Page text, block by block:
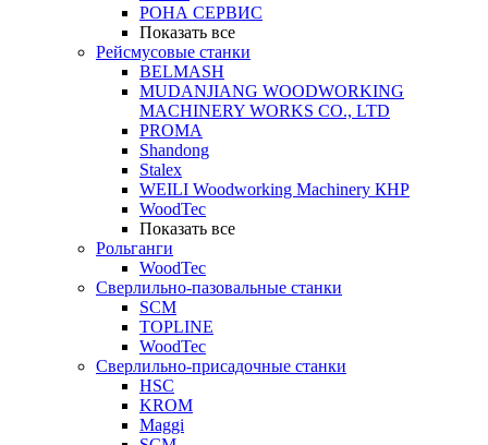
РОНА СЕРВИС
Показать все
Рейсмусовые станки
BELMASH
MUDANJIANG WOODWORKING
MACHINERY WORKS CO., LTD
PROMA
Shandong
Stalex
WEILI Woodworking Machinery КНР
WoodTec
Показать все
Рольганги
WoodTec
Сверлильно-пазовальные станки
SCM
TOPLINE
WoodTec
Сверлильно-присадочные станки
HSC
KROM
Maggi